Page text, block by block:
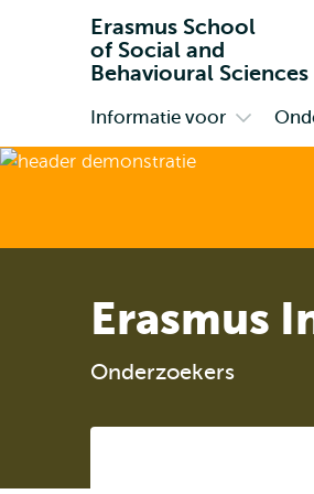
Erasmus School
of Social and
Behavioural Sciences
Primair
Informatie voor
Erasmus
Onderzoekers